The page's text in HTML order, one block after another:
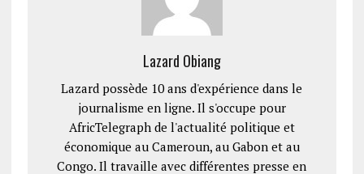
Lazard Obiang
Lazard possède 10 ans d'expérience dans le
journalisme en ligne. Il s'occupe pour
AfricTelegraph de l'actualité politique et
économique au Cameroun, au Gabon et au
Congo. Il travaille avec différentes presse en